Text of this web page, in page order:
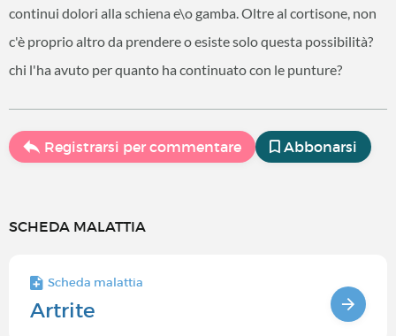
continui dolori alla schiena e\o gamba. Oltre al cortisone, non
c'è proprio altro da prendere o esiste solo questa possibilità?
chi l'ha avuto per quanto ha continuato con le punture?
Registrarsi per commentare Abbonarsi
SCHEDA MALATTIA
Scheda malattia
Artrite